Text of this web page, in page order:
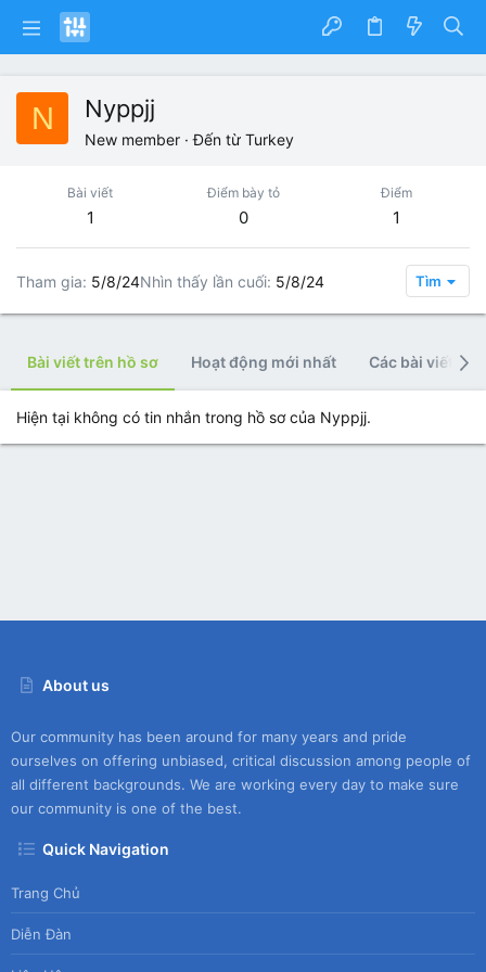
N Nyppjj
New member · Đến từ Turkey
Bài viết
1
Điểm bày tỏ
0
Điểm
1
Tham gia 5/8/24Nhìn thấy lần cuối 5/8/24 Tìm
Bài viết trên hồ sơ Hoạt động mới nhất Các bài viết
Hiện tại không có tin nhắn trong hồ sơ của Nyppjj.
About us
Our community has been around for many years and pride
ourselves on offering unbiased, critical discussion among people of
all different backgrounds. We are working every day to make sure
our community is one of the best.
Quick Navigation
Trang Chủ
Diễn Đàn